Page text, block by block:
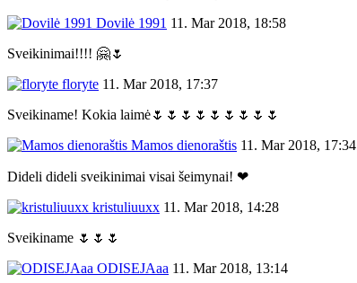
Dovilė 1991 11. Mar 2018, 18:58
Sveikinimai!!!! 🤗🌷
floryte 11. Mar 2018, 17:37
Sveikiname! Kokia laimė🌷🌷🌷🌷🌷🌷🌷🌷🌷
Mamos dienoraštis 11. Mar 2018, 17:34
Dideli dideli sveikinimai visai šeimynai! ❤
kristuliuuxx 11. Mar 2018, 14:28
Sveikiname 🌷🌷🌷
ODISEJAaa 11. Mar 2018, 13:14